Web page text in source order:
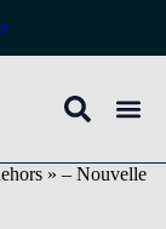
» – Nouvelle